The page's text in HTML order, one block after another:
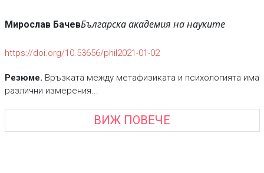
Мирослав БачевБългарска академия на науките
https://doi.org/10.53656/phil2021-01-02
Резюме. Връзката между метафизиката и психологията има
различни измерения...
ВИЖ ПОВЕЧЕ